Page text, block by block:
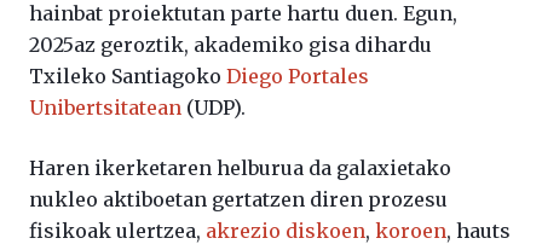
hainbat proiektutan parte hartu duen. Egun,
2025az geroztik, akademiko gisa dihardu
Txileko Santiagoko Diego Portales
Unibertsitatean (UDP).
Haren ikerketaren helburua da galaxietako
nukleo aktiboetan gertatzen diren prozesu
fisikoak ulertzea, akrezio diskoen, koroen, hauts